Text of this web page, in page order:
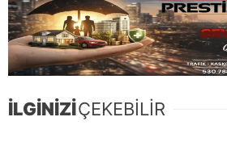
İLGİNİZİÇEKEBİLİR